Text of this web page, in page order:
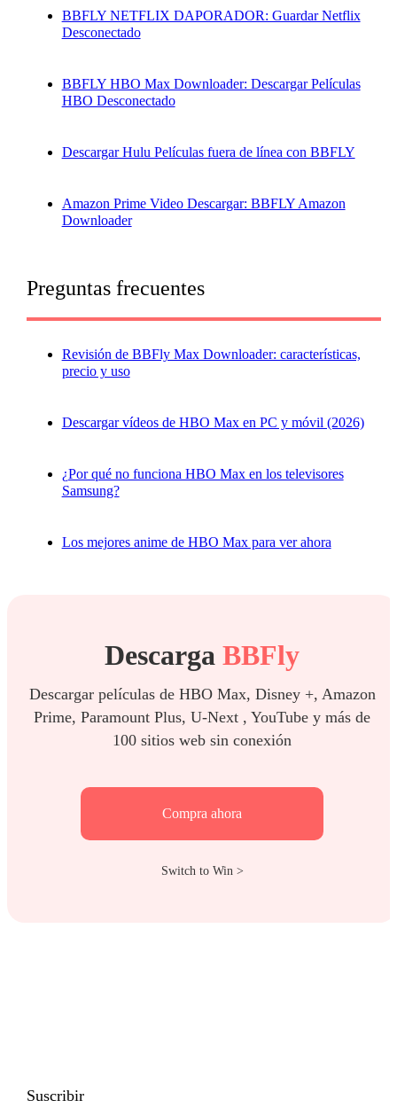
BBFLY NETFLIX DAPORADOR: Guardar Netflix
Desconectado
BBFLY HBO Max Downloader: Descargar Películas
HBO Desconectado
Descargar Hulu Películas fuera de línea con BBFLY
Amazon Prime Video Descargar: BBFLY Amazon
Downloader
Preguntas frecuentes
Revisión de BBFly Max Downloader: características,
precio y uso
Descargar vídeos de HBO Max en PC y móvil (2026)
¿Por qué no funciona HBO Max en los televisores
Samsung?
Los mejores anime de HBO Max para ver ahora
Descarga BBFly
Descargar películas de HBO Max, Disney +, Amazon
Prime, Paramount Plus, U-Next , YouTube y más de
100 sitios web sin conexión
Compra ahora
Switch to Win >
Suscribir